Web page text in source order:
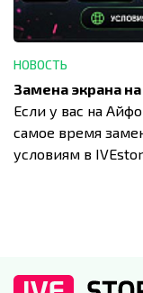
НОВОСТЬ
Замена экрана
Если у вас на
самое время
условиям в